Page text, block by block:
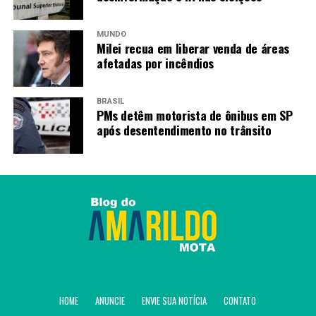
TAGS
PRÓXIMO
CPMI do INSS antecipa depoimento de Daniel Vorcaro
para segunda
RECENTES
TSE retomará julgamento que pode cassar governador
do Rio
MUNDO
Milei recua em liberar venda de áreas
afetadas por incêndios
BRASIL
PMs detêm motorista de ônibus em SP
após desentendimento no trânsito
HOME ANUNCIE ENVIE SUA NOTÍCIA CONTATO